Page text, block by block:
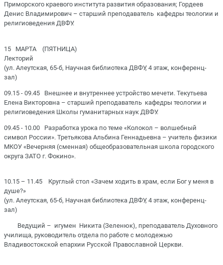
Приморского краевого института развития образования; Гордеев
Денис Владимирович – старший преподаватель кафедры теологии и
религиоведения ДВФУ.
15 МАРТА (ПЯТНИЦА)
Лекторий
(ул. Алеутская, 65-б, Научная библиотека ДВФУ, 4 этаж, конференц-
зал)
09.15 - 09.45 Внешнее и внутреннее устройство мечети. Текутьева
Елена Викторовна – старший преподаватель кафедры теологии и
религиоведения Школы гуманитарных наук ДВФУ.
09.45 - 10.00 Разработка урока по теме «Колокол – волшебный
символ России». Третьякова Альбина Геннадьевна – учитель физики
МКОУ «Вечерняя (сменная) общеобразовательная школа городского
округа ЗАТО г. Фокино».
10.15 – 11.45 Круглый стол «Зачем ходить в храм, если Бог у меня в
душе?»
(ул. Алеутская, 65-б, Научная библиотека ДВФУ, 4 этаж, конференц-
зал)
Ведущий – игумен Никита (Зеленюк), преподаватель Духовного
училища, руководитель отдела по работе с молодежью
Владивостокской епархии Русской Православной Церкви.